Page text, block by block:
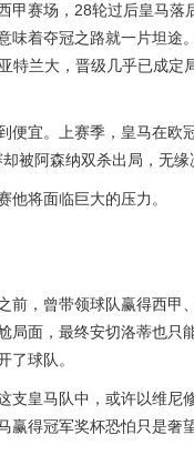
甲赛场，28轮过后皇马落
味着夺冠之路就一片坦途
特兰大，晋级几乎已成定
便宜。上赛季，皇马在欧
被阿森纳双杀出局，无缘
将面临巨大的压力。
前，曾带领球队赢得西甲
面，最终安切洛蒂也只
了球队。
支皇马队中，或许以维尼
得冠军奖杯恐怕只是奢望